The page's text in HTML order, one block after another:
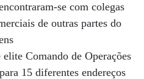
se com colegas
de outras partes do
Comando de Operações
15 diferentes endereços